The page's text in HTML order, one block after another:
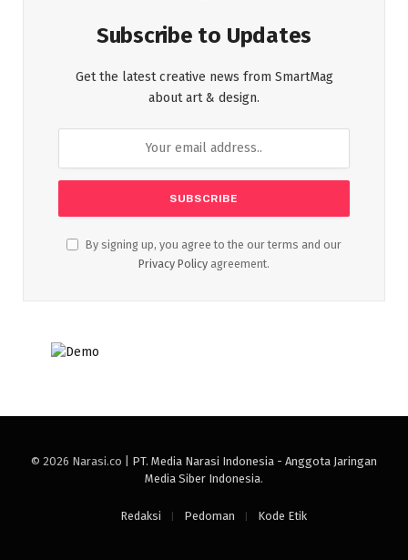
Subscribe to Updates
Get the latest creative news from SmartMag
about art & design.
By signing up, you agree to the our terms and our
Privacy Policy agreement.
© 2026 Narasi.co | PT. Media Narasi Indonesia - Anggota Jaringan
Media Siber Indonesia.
Redaksi Pedoman Kode Etik